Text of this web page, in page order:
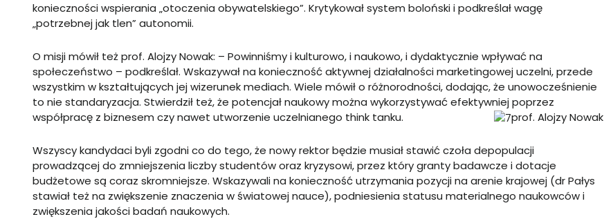
konieczności wspierania „otoczenia obywatelskiego”. Krytykował system boloński i podkreślał wagę
„potrzebnej jak tlen” autonomii.
O misji mówił też prof. Alojzy Nowak: – Powinniśmy i kulturowo, i naukowo, i dydaktycznie wpływać na
społeczeństwo – podkreślał. Wskazywał na konieczność aktywnej działalności marketingowej uczelni, przede
wszystkim w kształtujących jej wizerunek mediach. Wiele mówił o różnorodności, dodając, że unowocześnienie
to nie standaryzacja. Stwierdził też, że potencjał naukowy można wykorzystywać efektywniej poprzez
współpracę z biznesem czy nawet utworzenie uczelnianego think tanku.
prof. Alojzy Nowak
Wszyscy kandydaci byli zgodni co do tego, że nowy rektor będzie musiał stawić czoła depopulacji
prowadzącej do zmniejszenia liczby studentów oraz kryzysowi, przez który granty badawcze i dotacje
budżetowe są coraz skromniejsze. Wskazywali na konieczność utrzymania pozycji na arenie krajowej (dr Pałys
stawiał też na zwiększenie znaczenia w światowej nauce), podniesienia statusu materialnego naukowców i
zwiększenia jakości badań naukowych.